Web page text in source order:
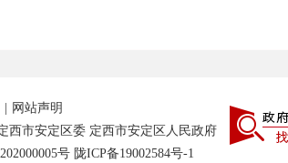
网站声明
西市安定区委 定西市安定区人民政府
号 陇ICP备19002584号-1